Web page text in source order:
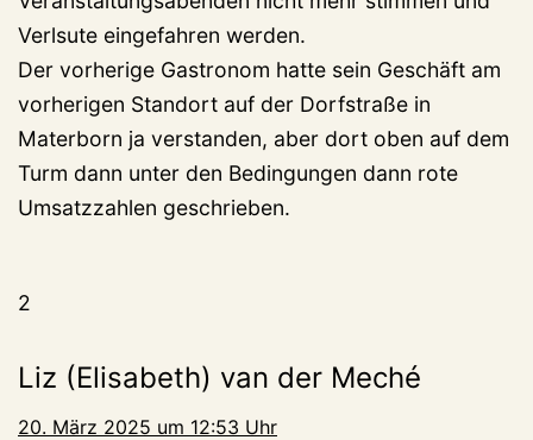
Verlsute eingefahren werden.
Der vorherige Gastronom hatte sein Geschäft am
vorherigen Standort auf der Dorfstraße in
Materborn ja verstanden, aber dort oben auf dem
Turm dann unter den Bedingungen dann rote
Umsatzzahlen geschrieben.
2
Liz (Elisabeth) van der Meché
20. März 2025 um 12:53 Uhr